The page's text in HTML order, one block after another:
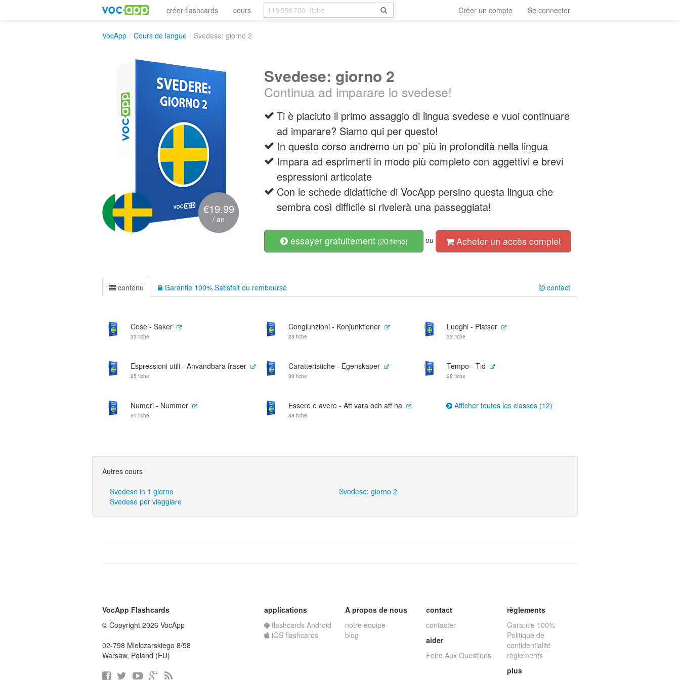
créer flashcards cours Créer un compte Se connecter
VocApp / Cours de langue / Svedese: giorno 2
€19.99
/ an
Svedese: giorno 2
Continua ad imparare lo svedese!
Ti è piaciuto il primo assaggio di lingua svedese e vuoi continuare
ad imparare? Siamo qui per questo!
In questo corso andremo un po’ più in profondità nella lingua
Impara ad esprimerti in modo più completo con aggettivi e brevi
espressioni articolate
Con le schede didattiche di VocApp persino questa lingua che
sembra così difficile si rivelerà una passeggiata!
essayer gratuitement(20 fiche) ou Acheter un accès complet
contenu Garantie 100% Satisfait ou remboursé contact
Cose - Saker
33 fiche
Congiunzioni - Konjunktioner
23 fiche
Luoghi - Platser
33 fiche
Espressioni utili - Användbara fraser
25 fiche
Caratteristiche - Egenskaper
30 fiche
Tempo - Tid
28 fiche
Numeri - Nummer
51 fiche
Essere e avere - Att vara och att ha
38 fiche
Afficher toutes les classes (12)
Autres cours
Svedese in 1 giorno
Svedese: giorno 2
Svedese per viaggiare
VocApp Flashcards
© Copyright 2026 VocApp
02-798 Mielczarskiego 8/58
Warsaw, Poland (EU)
applications
flashcards Android
iOS flashcards
A propos de nous
notre équipe
blog
contact
contacter
aider
Foire Aux Questions
règlements
Garantie 100%
Politique de
confidentialité
règlements
plus